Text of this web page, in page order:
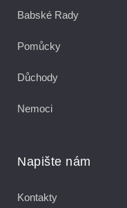
Babské Rady
Pomůcky
Důchody
Nemoci
Napište nám
Kontakty